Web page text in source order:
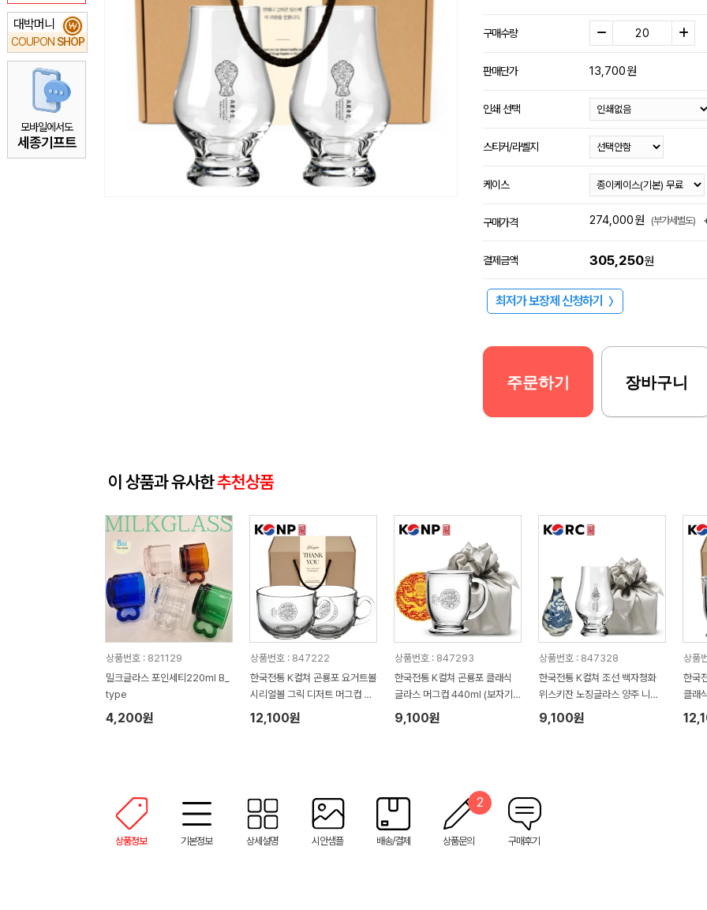
대박머니
COUPON SHOP
₩
모바일에서도
세종기프트
구매수량
판매단가 13,700원
인쇄 선택
스티커/라벨지
케이스
구매가격 274,000원 (부가세별도)
결제금액 305,250원
최저가 보장제 신청하기 〉
주문하기 장바구니
이 상품과 유사한추천상품
상품번호 : 821129
밀크글라스 포인세티220ml B_
type
4,200원
상품번호 : 847222
한국전통 K컬쳐 곤룡포 요거트볼
시리얼볼 그릭 디저트 머그컵 47
0ml 2P 기프팅
12,100원
상품번호 : 847293
한국전통 K컬쳐 곤룡포 클래식
글라스 머그컵 440ml (보자기
포장)
9,100원
상품번호 : 847328
한국전통 K컬쳐 조선 백자청화
위스키잔 노징글라스 양주 니트
잔 170ml (보자기 포장)
9,100원
상품
한국
클래
P기프
상품정보 기본정보 상세설명 시안샘플 배송/결제 상품문의
2
구매후기